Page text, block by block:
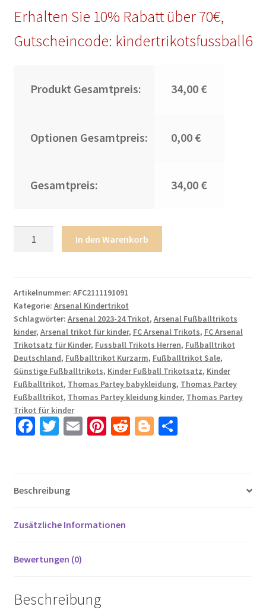
Erhalten Sie 10% Rabatt über 70€,
Gutscheincode: kindertrikotsfussball6
Produkt Gesamtpreis: 34,00 €
Optionen Gesamtpreis: 0,00 €
Gesamtpreis: 34,00 €
2023-
2024
Fußballtrikots
Thomas
Partey
5
Menge
In den Warenkorb
Artikelnummer: AFC2111191091
Kategorie: Arsenal Kindertrikot
Schlagwörter: Arsenal 2023-24 Trikot, Arsenal Fußballtrikots
kinder, Arsenal trikot für kinder, FC Arsenal Trikots, FC Arsenal
Trikotsatz für Kinder, Fussball Trikots Herren, Fußballtrikot
Deutschland, Fußballtrikot Kurzarm, Fußballtrikot Sale,
Günstige Fußballtrikots, Kinder Fußball Trikotsatz, Kinder
Fußballtrikot, Thomas Partey babykleidung, Thomas Partey
Fußballtrikot, Thomas Partey kleidung kinder, Thomas Partey
Trikot für kinder
Fa
o
k
T
er
E Pi R Bl T
Beschreibung
Zusätzliche Informationen
Bewertungen (0)
Beschreibung